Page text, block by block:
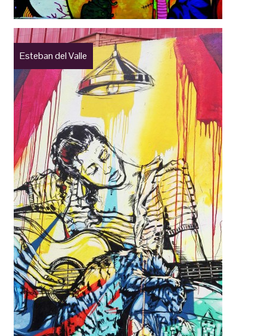
Esteban del Valle